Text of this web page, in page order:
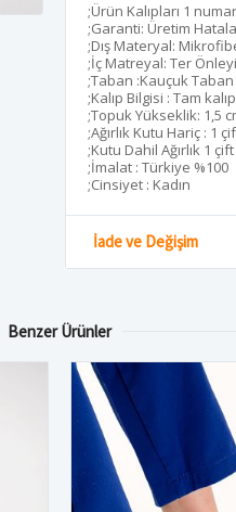
;Ürün Kalıpları 1
;Garanti: Üretim
;Dış Materyal:
;İç Matreyal: Ter
;Taban :Kauçuk
;Kalıp Bilgisi : Tam kalıp
;Topuk Yükseklik: 1,5
;Ağırlık Kutu Hariç : 1
;Kutu Dahil Ağırlık 1
;İmalat : Türkiye %100
;Cinsiyet : Kadın
İade ve Değişim
Benzer Ürünler